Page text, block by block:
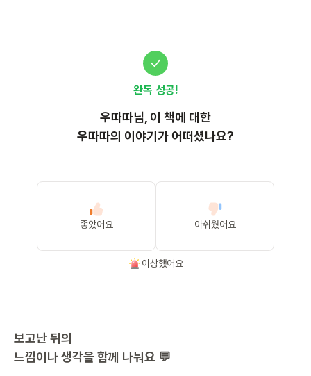
완독 성공!
우따따님, 이 책에 대한
우따따의 이야기가 어떠셨나요?
좋았어요 아쉬웠어요
이상했어요
보고난 뒤의
느낌이나 생각을 함께 나눠요 💬